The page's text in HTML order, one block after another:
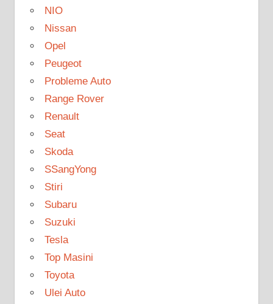
NIO
Nissan
Opel
Peugeot
Probleme Auto
Range Rover
Renault
Seat
Skoda
SSangYong
Stiri
Subaru
Suzuki
Tesla
Top Masini
Toyota
Ulei Auto